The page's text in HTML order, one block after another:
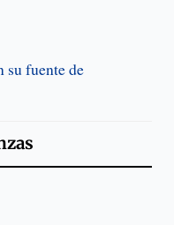
su fuente de